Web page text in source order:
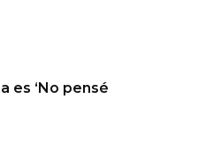
es ‘No pensé